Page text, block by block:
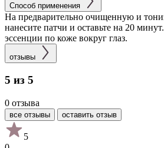
Способ применения
На предварительно очищенную и
нанесите патчи и оставьте на 20
эссенции по коже вокруг глаз.
отзывы
5 из 5
0 отзыва
все отзывы оставить отзыв
5